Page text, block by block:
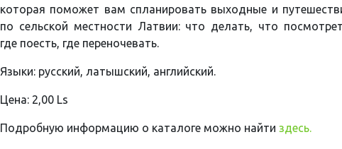
которая поможет вам спланировать выходные и
по сельской местности Латвии: что делать, что
где поесть, где переночевать.
Языки: русский, латышский, английский.
Цена: 2,00 Ls
Подробную информацию о каталоге можно найти здесь.